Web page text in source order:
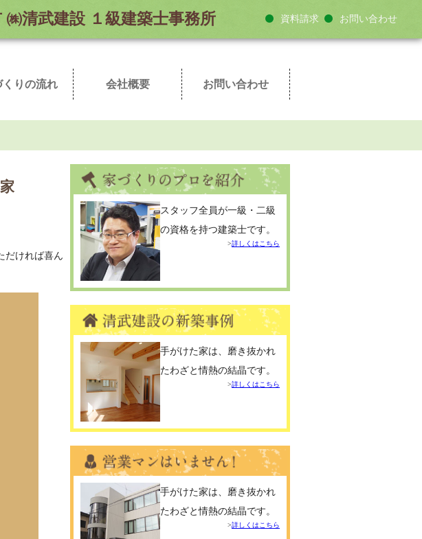
㈱清武建設 １級建築士事務所 資料請求 お問い合わせ
くりの流れ 会社概要 お問い合わせ
だければ喜ん
スタッフ全員が一級・二級
の資格を持つ建築士です。
詳しくはこちら
手がけた家は、磨き抜かれ
たわざと情熱の結晶です。
詳しくはこちら
手がけた家は、磨き抜かれ
たわざと情熱の結晶です。
詳しくはこちら